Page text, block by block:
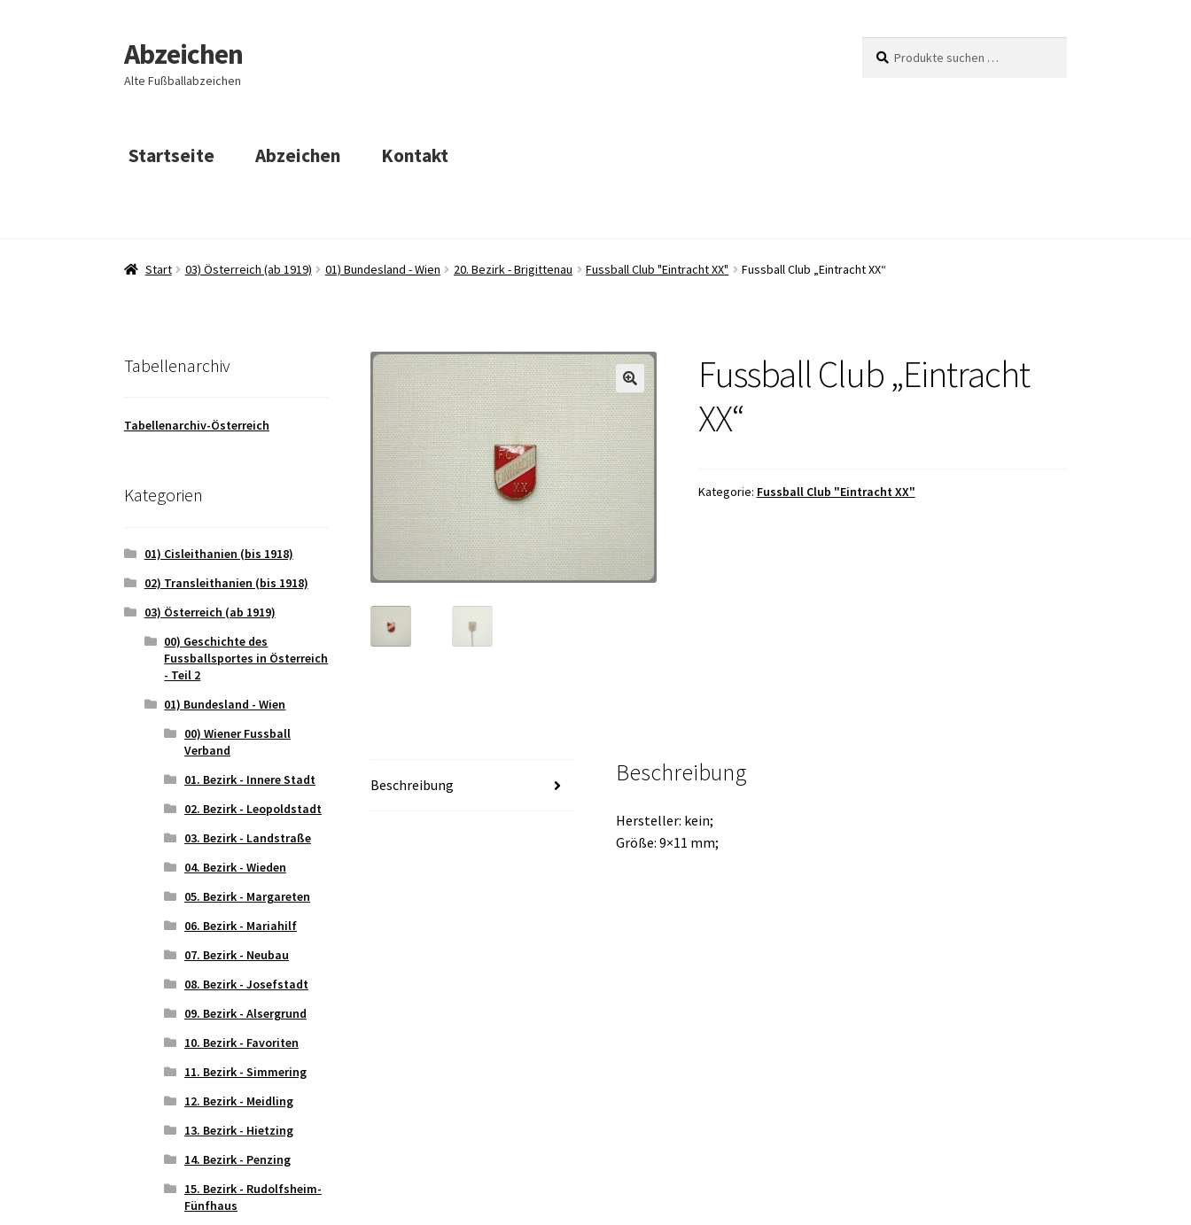
Zur
Navigation
springen
Zum
Inhalt
springen
Abzeichen
Alte Fußballabzeichen
nach:
Startseite Abzeichen Kontakt
Start 03) Österreich (ab 1919) 01) Bundesland - Wien 20. Bezirk - Brigittenau Fussball Club "Eintracht XX" Fussball Club „Eintracht XX“
Fussball Club „Eintracht
XX“
Kategorie: Fussball Club "Eintracht XX"
Beschreibung Beschreibung
Hersteller: kein;
Größe: 9×11 mm;
Tabellenarchiv
Tabellenarchiv-Österreich
Kategorien
01) Cisleithanien (bis 1918)
02) Transleithanien (bis 1918)
03) Österreich (ab 1919)
00) Geschichte des
Fussballsportes in Österreich
- Teil 2
01) Bundesland - Wien
00) Wiener Fussball
Verband
01. Bezirk - Innere Stadt
02. Bezirk - Leopoldstadt
03. Bezirk - Landstraße
04. Bezirk - Wieden
05. Bezirk - Margareten
06. Bezirk - Mariahilf
07. Bezirk - Neubau
08. Bezirk - Josefstadt
09. Bezirk - Alsergrund
10. Bezirk - Favoriten
11. Bezirk - Simmering
12. Bezirk - Meidling
13. Bezirk - Hietzing
14. Bezirk - Penzing
15. Bezirk - Rudolfsheim-
Fünfhaus